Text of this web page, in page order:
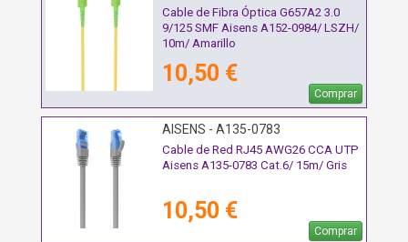
Cable de Fibra Óptica G657A2 3.0
9/125 SMF Aisens A152-0984/ LSZH/
10m/ Amarillo
10,50 €
Comprar
AISENS - A135-0783
Cable de Red RJ45 AWG26 CCA UTP
Aisens A135-0783 Cat.6/ 15m/ Gris
10,50 €
Comprar